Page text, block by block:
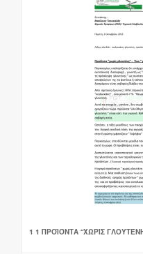
1 1 ΠΡΟΪΌΝΤΑ “ΧΩΡΊΣ